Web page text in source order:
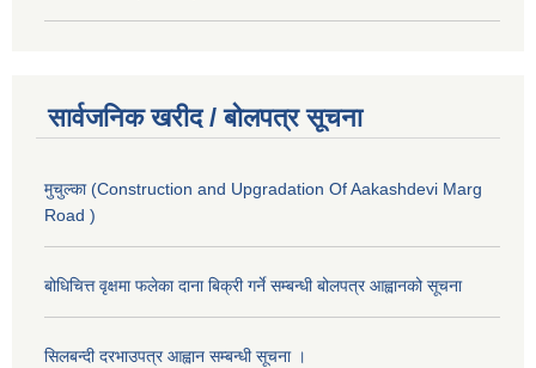
सार्वजनिक खरीद / बोलपत्र सूचना
मुचुल्का (Construction and Upgradation Of Aakashdevi Marg
Road )
बोधिचित्त वृक्षमा फलेका दाना बिक्री गर्ने सम्बन्धी बोलपत्र आह्वानको सूचना
सिलबन्दी दरभाउपत्र आह्वान सम्बन्धी सूचना ।